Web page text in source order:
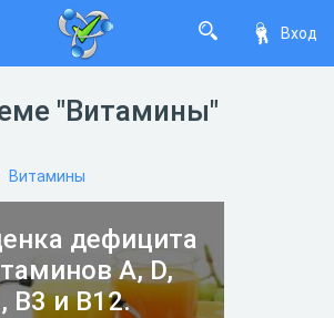
Вход
"Витамины"
Витамины
дефицита
A, D,
B3 и B12.